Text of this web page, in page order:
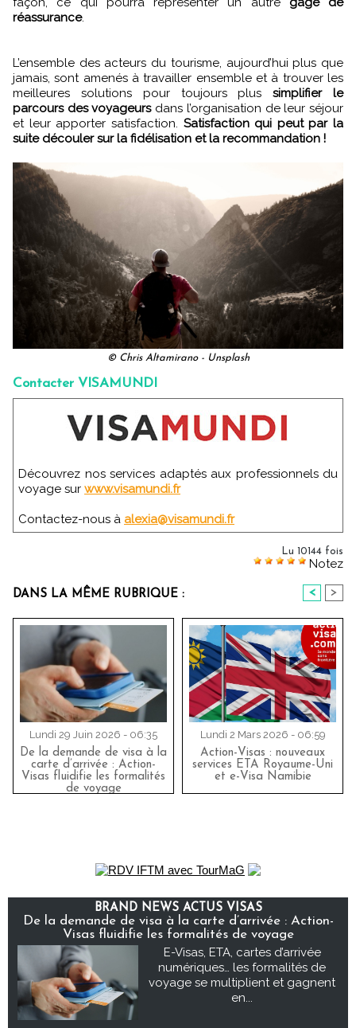
réassurance.
L’ensemble des acteurs du tourisme, aujourd’hui plus que
jamais, sont amenés à travailler ensemble et à trouver les
meilleures solutions pour toujours plussimplifier le
parcours des voyageursdans l’organisation de leur séjour
et leur apporter satisfaction. Satisfaction qui peut par la
suite découler sur la fidélisation et la recommandation !
© Chris Altamirano - Unsplash
Contacter VISAMUNDI
Découvrez nos services adaptés aux professionnels du
voyage sur www.visamundi.fr
Contactez-nous à alexia@visamundi.fr
Lu 10144 fois
Notez
DANS LA MÊME RUBRIQUE : < >
Lundi 29 Juin 2026 - 06:35
De la demande de visa à la
carte d’arrivée : Action-
Visas fluidifie les formalités
de voyage
Lundi 2 Mars 2026 - 06:59
Action-Visas : nouveaux
services ETA Royaume-Uni
et e-Visa Namibie
BRAND NEWS ACTUS VISAS
De la demande de visa à la carte d’arrivée : Action-
Visas fluidifie les formalités de voyage
E-Visas, ETA, cartes d’arrivée
numériques… les formalités de
voyage se multiplient et gagnent
en...